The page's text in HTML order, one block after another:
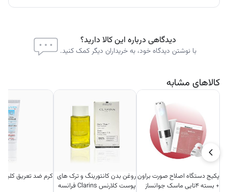
دیدگاهی درباره این کالا دارید؟
با نوشتن دیدگاه خود، به خریداران دیگر کمک کنید.
کالاهای مشابه
پکیج دستگاه اصلاح صورت براون
+ بسته ۴تایی ماسک جوانساز
روغن بدن کانتورینگ و ترک های
پوست کلارنس Clarins فرانسه
کرم ضد تعریق